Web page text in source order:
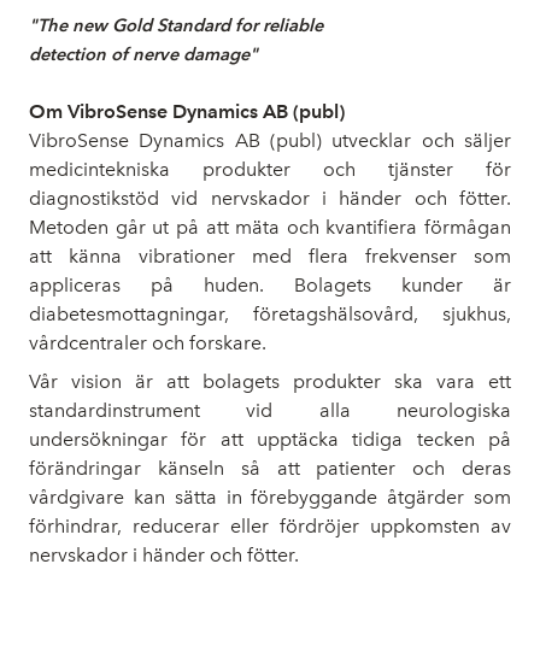
"The new Gold Standard for reliable
detection of nerve damage"
Om VibroSense Dynamics AB (publ)
VibroSense Dynamics AB (publ) utvecklar och säljer
medicintekniska produkter och tjänster för
diagnostikstöd vid nervskador i händer och fötter.
Metoden går ut på att mäta och kvantifiera förmågan
att känna vibrationer med flera frekvenser som
appliceras på huden. Bolagets kunder är
diabetesmottagningar, företagshälsovård, sjukhus,
vårdcentraler och forskare.
Vår vision är att bolagets produkter ska vara ett
standardinstrument vid alla neurologiska
undersökningar för att upptäcka tidiga tecken på
förändringar känseln så att patienter och deras
vårdgivare kan sätta in förebyggande åtgärder som
förhindrar, reducerar eller fördröjer uppkomsten av
nervskador i händer och fötter.